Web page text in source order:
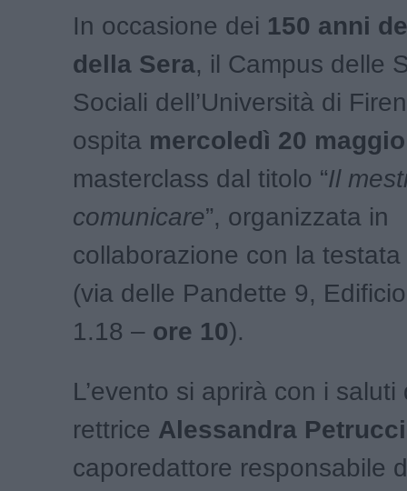
In occasione dei 150 anni
della Sera, il Campus delle
Sociali dell’Università di
ospita mercoledì 20 maggio
masterclass dal titolo “Il
comunicare”, organizzata in
collaborazione con la
(via delle Pandette 9,
1.18 – ore 10).
L’evento si aprirà con i saluti
rettrice Alessandra Petrucci
caporedattore responsabile